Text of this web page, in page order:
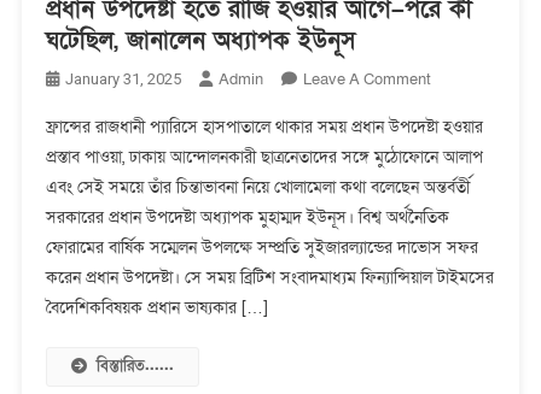
প্রধান উপদেষ্টা হতে রাজি হওয়ার আগে–পরে কী
ঘটেছিল, জানালেন অধ্যাপক ইউনূস
January 31, 2025 Admin Leave A CommentOn
উপদেষ্টা
হতে
রাজি
হওয়ার
আগে–
পরে
ফ্রান্সের রাজধানী প্যারিসে হাসপাতালে থাকার সময় প্রধান উপদেষ্টা হওয়ার
প্রস্তাব পাওয়া, ঢাকায় আন্দোলনকারী ছাত্রনেতাদের সঙ্গে মুঠোফোনে আলাপ
এবং সেই সময়ে তাঁর চিন্তাভাবনা নিয়ে খোলামেলা কথা বলেছেন অন্তর্বর্তী
সরকারের প্রধান উপদেষ্টা অধ্যাপক মুহাম্মদ ইউনূস। বিশ্ব অর্থনৈতিক
ফোরামের বার্ষিক সম্মেলন উপলক্ষে সম্প্রতি সুইজারল্যান্ডের দাভোস সফর
করেন প্রধান উপদেষ্টা। সে সময় ব্রিটিশ সংবাদমাধ্যম ফিন্যান্সিয়াল টাইমসের
বৈদেশিকবিষয়ক প্রধান ভাষ্যকার […]
বিস্তারিত......